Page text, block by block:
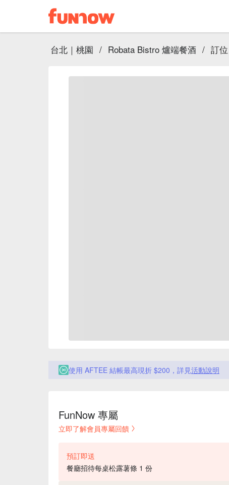
台北｜桃園 / Robata Bistro 爐端餐酒 / 訂
使用 AFTEE 結帳最高現折 $200，詳見活動說明
FunNow 專屬
立即了解會員專屬回饋
預訂即送
餐廳招待每桌松露薯條 1 份